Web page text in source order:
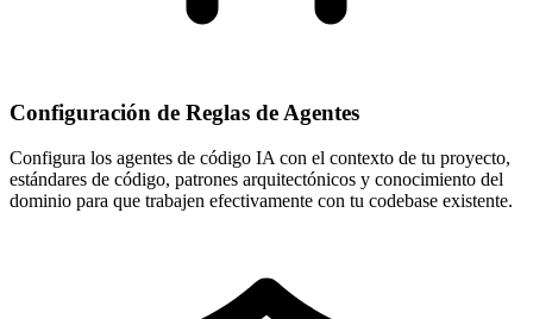
Configuración de Reglas de Agentes
Configura los agentes de código IA con el contexto de tu proyecto,
estándares de código, patrones arquitectónicos y conocimiento del
dominio para que trabajen efectivamente con tu codebase existente.